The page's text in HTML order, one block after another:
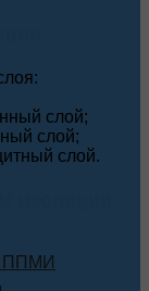
слой;
слой;
слой.
ППМИ